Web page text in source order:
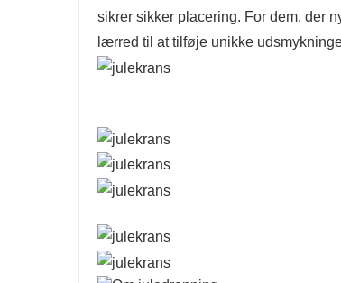
sikrer sikker placering. For dem, der
lærred til at tilføje unikke